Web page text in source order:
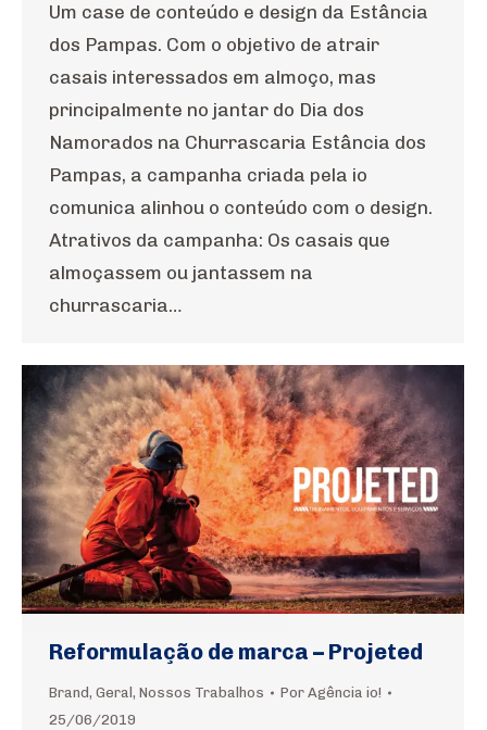
Um case de conteúdo e design da Estância
dos Pampas. Com o objetivo de atrair
casais interessados em almoço, mas
principalmente no jantar do Dia dos
Namorados na Churrascaria Estância dos
Pampas, a campanha criada pela io
comunica alinhou o conteúdo com o design.
Atrativos da campanha: Os casais que
almoçassem ou jantassem na
churrascaria…
Reformulação de marca – Projeted
Brand, Geral , Nossos Trabalhos Por Agência io!
25/06/2019